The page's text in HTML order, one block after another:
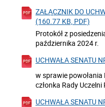
ZAŁĄCZNIK DO
(160.77 KB, PDF)
Protokół z
października 2024 r.
UCHWAŁA SENATU
w sprawie
członka Rady
UCHWAŁA SENATU